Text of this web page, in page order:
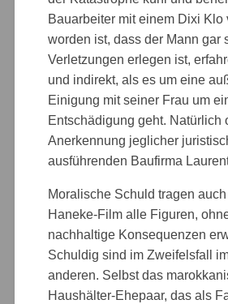
Bauarbeiter mit einem Dixi Klo
worden ist, dass der Mann gar
Verletzungen erlegen ist,
und indirekt, als es um eine
Einigung mit seiner Frau um
Entschädigung geht. Natürlich
Anerkennung jeglicher
ausführenden Baufirma
Moralische Schuld tragen
Haneke-Film alle Figuren,
nachhaltige Konsequenzen
Schuldig sind im Zweifelsfall
anderen. Selbst das
Haushälter-Ehepaar, das als